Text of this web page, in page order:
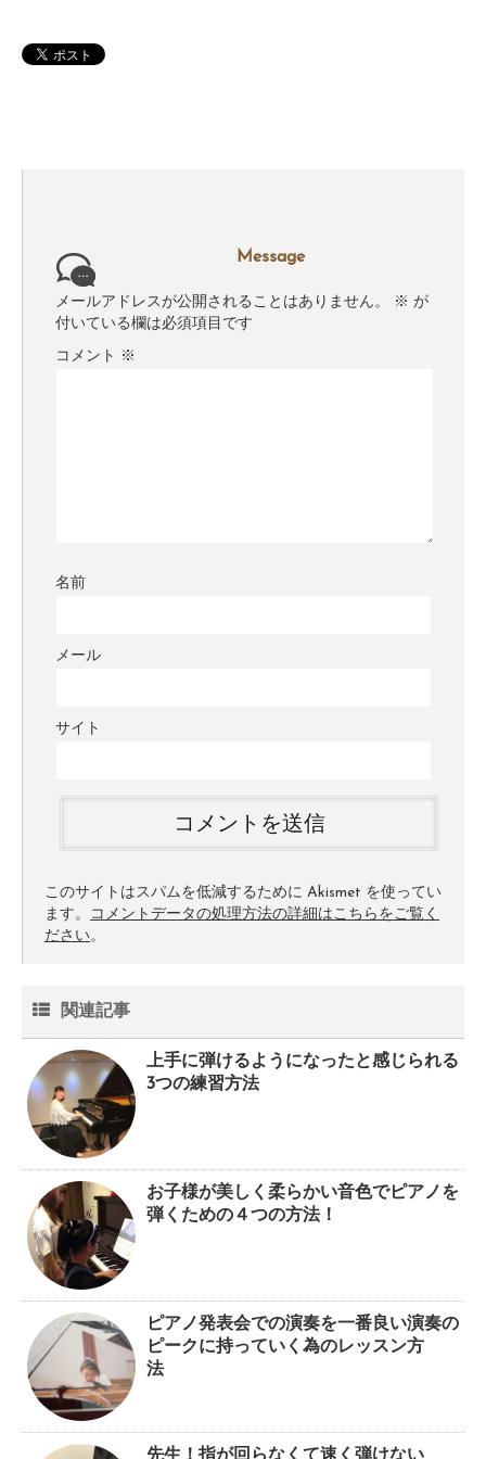
Message
メールアドレスが公開されることはありません。 ※ が
付いている欄は必須項目です
コメント ※
名前
メール
サイト
このサイトはスパムを低減するために Akismet を使ってい
ます。
コメントデータの処理方法の詳細はこちらをご覧く
ださい。
関連記事
上手に弾けるようになったと感じられる
3つの練習方法
お子様が美しく柔らかい音色でピアノを
弾くための４つの方法！
ピアノ発表会での演奏を一番良い演奏の
ピークに持っていく為のレッスン方
法